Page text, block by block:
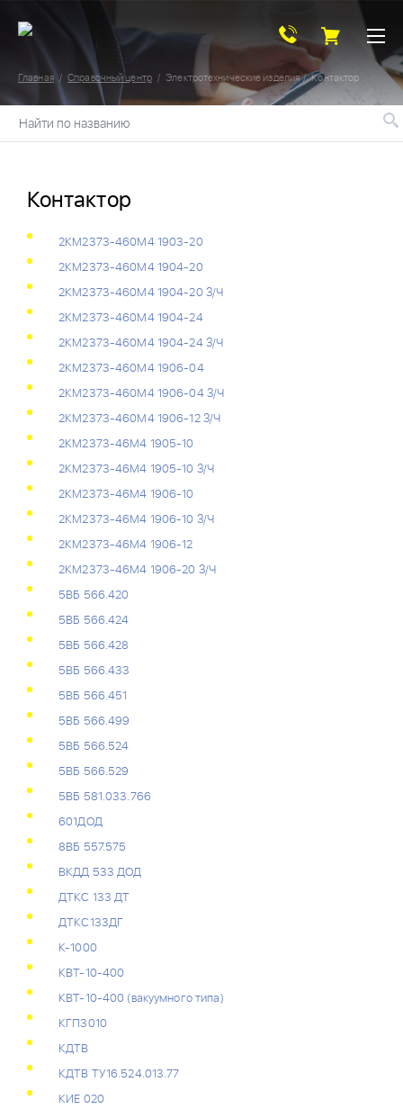
Главная Справочный центр Электротехнические изделия Контактор
Найти по названию
Контактор
2КМ2373-460М4 1903-20
2КМ2373-460М4 1904-20
2КМ2373-460М4 1904-20 З/Ч
2КМ2373-460М4 1904-24
2КМ2373-460М4 1904-24 З/Ч
2КМ2373-460М4 1906-04
2КМ2373-460М4 1906-04 З/Ч
2КМ2373-460М4 1906-12 З/Ч
2КМ2373-46М4 1905-10
2КМ2373-46М4 1905-10 З/Ч
2КМ2373-46М4 1906-10
2КМ2373-46М4 1906-10 З/Ч
2КМ2373-46М4 1906-12
2КМ2373-46М4 1906-20 З/Ч
5ВБ 566.420
5ВБ 566.424
5ВБ 566.428
5ВБ 566.433
5ВБ 566.451
5ВБ 566.499
5ВБ 566.524
5ВБ 566.529
5ВБ 581.033.766
601ДОД
8ВБ 557.575
ВКДД 533 ДОД
ДТКС 133 ДТ
ДТКС133ДГ
К-1000
КВТ-10-400
КВТ-10-400 (вакуумного типа)
КГП3010
КДТВ
КДТВ ТУ16.524.013.77
КИЕ 020